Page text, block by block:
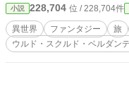
小説 228,704 位 / 228,704件
異世界 ファンタジー 旅
ウルド・スクルド・ベルダン